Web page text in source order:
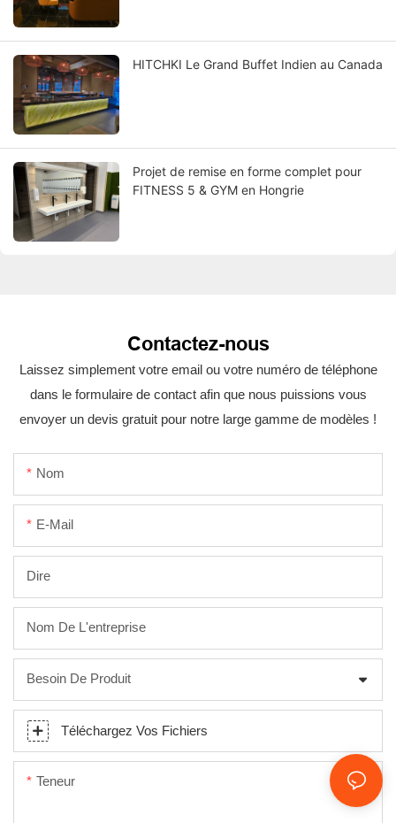
HITCHKI Le Grand Buffet Indien au Canada
Projet de remise en forme complet pour
FITNESS 5 & GYM en Hongrie
Contactez-nous
Laissez simplement votre email ou votre numéro de téléphone
dans le formulaire de contact afin que nous puissions vous
envoyer un devis gratuit pour notre large gamme de modèles !
Nom
E-Mail
Dire
Nom De L'entreprise
Besoin De Produit
Téléchargez Vos Fichiers
Teneur